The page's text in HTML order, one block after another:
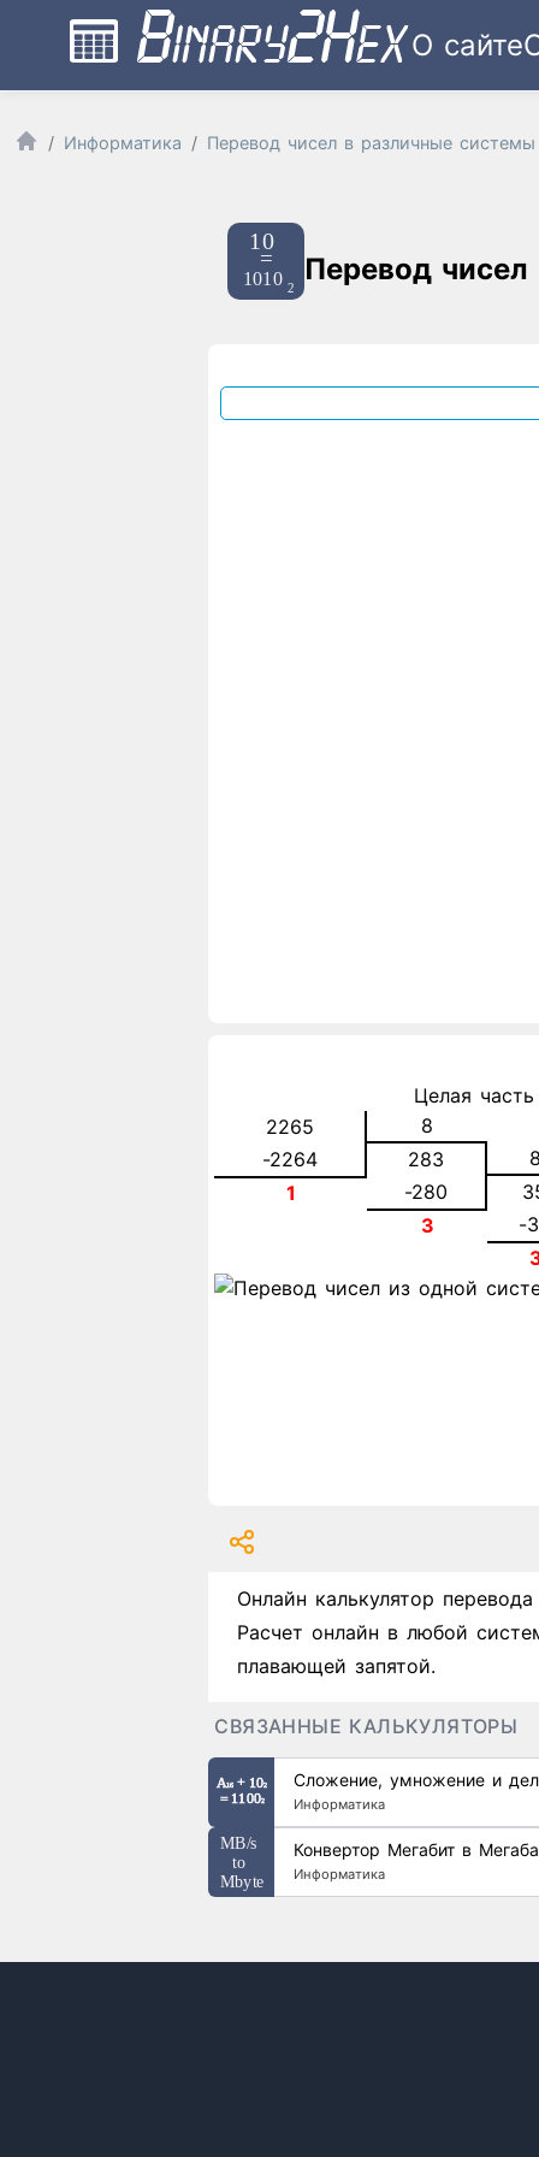
О сайте
Информатика Перевод чисел в различные системы
Перевод
Целая
2265
8
-2264
283
1
-280
3
-
Онлайн калькулятор
Расчет онлайн в любой
плавающей запятой.
СВЯЗАННЫЕ КАЛЬКУЛЯТОРЫ
Сложение, умножение и
Информатика
Конвертор Мегабит в
Информатика